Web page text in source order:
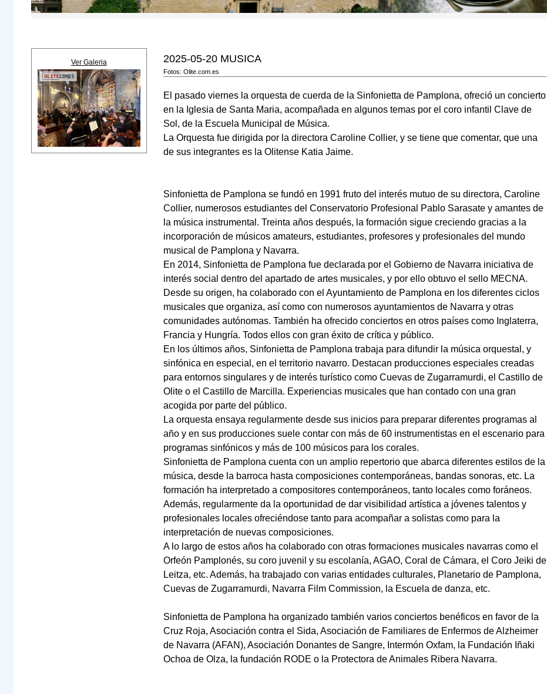
Ver Galeria 2025-05-20 MUSICA
Fotos: Olite.com.es
El pasado viernes la orquesta de cuerda de la Sinfonietta de Pamplona, ofreció un concierto
en la Iglesia de Santa Maria, acompañada en algunos temas por el coro infantil Clave de
Sol, de la Escuela Municipal de Música.
La Orquesta fue dirigida por la directora Caroline Collier, y se tiene que comentar, que una
de sus integrantes es la Olitense Katia Jaime.
Sinfonietta de Pamplona se fundó en 1991 fruto del interés mutuo de su directora, Caroline
Collier, numerosos estudiantes del Conservatorio Profesional Pablo Sarasate y amantes de
la música instrumental. Treinta años después, la formación sigue creciendo gracias a la
incorporación de músicos amateurs, estudiantes, profesores y profesionales del mundo
musical de Pamplona y Navarra.
En 2014, Sinfonietta de Pamplona fue declarada por el Gobierno de Navarra iniciativa de
interés social dentro del apartado de artes musicales, y por ello obtuvo el sello MECNA.
Desde su origen, ha colaborado con el Ayuntamiento de Pamplona en los diferentes ciclos
musicales que organiza, así como con numerosos ayuntamientos de Navarra y otras
comunidades autónomas. También ha ofrecido conciertos en otros países como Inglaterra,
Francia y Hungría. Todos ellos con gran éxito de crítica y público.
En los últimos años, Sinfonietta de Pamplona trabaja para difundir la música orquestal, y
sinfónica en especial, en el territorio navarro. Destacan producciones especiales creadas
para entornos singulares y de interés turístico como Cuevas de Zugarramurdi, el Castillo de
Olite o el Castillo de Marcilla. Experiencias musicales que han contado con una gran
acogida por parte del público.
La orquesta ensaya regularmente desde sus inicios para preparar diferentes programas al
año y en sus producciones suele contar con más de 60 instrumentistas en el escenario para
programas sinfónicos y más de 100 músicos para los corales.
Sinfonietta de Pamplona cuenta con un amplio repertorio que abarca diferentes estilos de la
música, desde la barroca hasta composiciones contemporáneas, bandas sonoras, etc. La
formación ha interpretado a compositores contemporáneos, tanto locales como foráneos.
Además, regularmente da la oportunidad de dar visibilidad artística a jóvenes talentos y
profesionales locales ofreciéndose tanto para acompañar a solistas como para la
interpretación de nuevas composiciones.
A lo largo de estos años ha colaborado con otras formaciones musicales navarras como el
Orfeón Pamplonés, su coro juvenil y su escolanía, AGAO, Coral de Cámara, el Coro Jeiki de
Leitza, etc. Además, ha trabajado con varias entidades culturales, Planetario de Pamplona,
Cuevas de Zugarramurdi, Navarra Film Commission, la Escuela de danza, etc.
Sinfonietta de Pamplona ha organizado también varios conciertos benéficos en favor de la
Cruz Roja, Asociación contra el Sida, Asociación de Familiares de Enfermos de Alzheimer
de Navarra (AFAN), Asociación Donantes de Sangre, Intermón Oxfam, la Fundación Iñaki
Ochoa de Olza, la fundación RODE o la Protectora de Animales Ribera Navarra.